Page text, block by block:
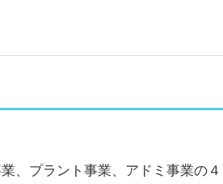
、プラント事業、アドミ事業の４